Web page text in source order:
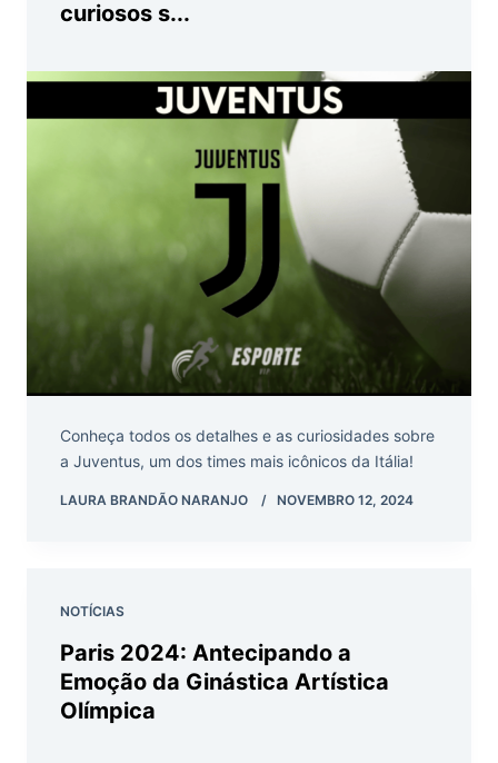
curiosos s...
Conheça todos os detalhes e as curiosidades sobre
a Juventus, um dos times mais icônicos da Itália!
LAURA BRANDÃO NARANJO NOVEMBRO 12, 2024
NOTÍCIAS
Paris 2024: Antecipando a
Emoção da Ginástica Artística
Olímpica